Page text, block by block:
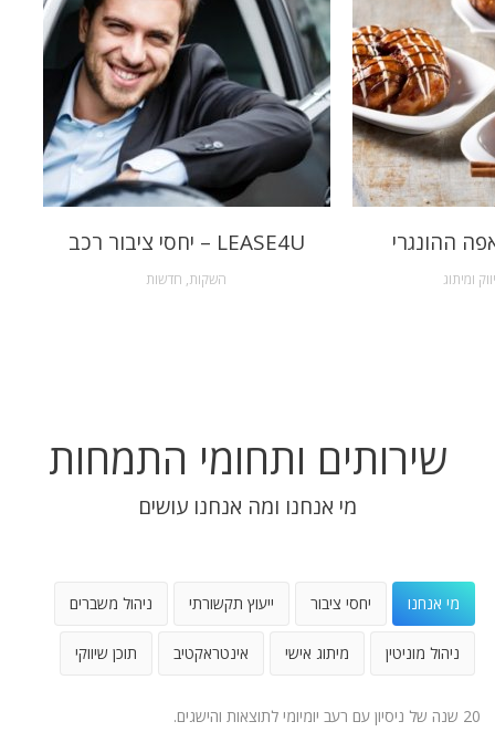
LEASE4U – יחסי ציבור רכב
השקות, חדשות
ההונגרי
ומיתוג
שירותים ותחומי התמחות
מי אנחנו ומה אנחנו עושים
מי אנחנו יחסי ציבור ייעוץ תקשורתי ניהול משברים
ניהול מוניטין מיתוג אישי אינטראקטיב תוכן שיווקי
20 שנה של ניסיון עם רעב יומיומי לתוצאות והישגים.